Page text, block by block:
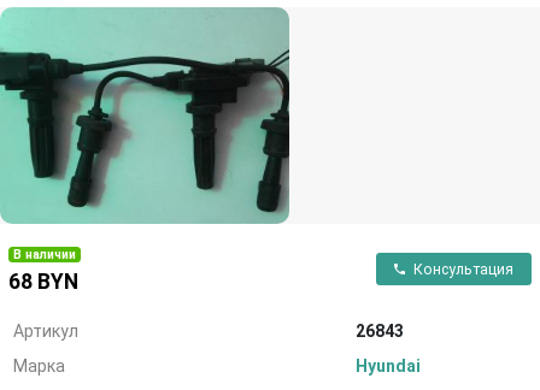
В наличии
68 BYN
Консультация
Артикул
26843
Марка
Hyundai